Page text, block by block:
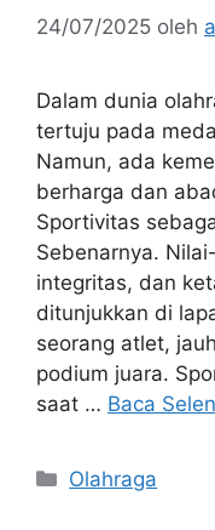
24/07/2025 oleh
Dalam dunia
tertuju pada
Namun, ada
berharga dan
Sportivitas
Sebenarnya.
integritas, dan
ditunjukkan di
seorang atlet,
podium juara.
saat … Baca
Kategori
Olahraga